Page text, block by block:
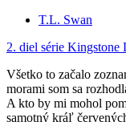
T.L. Swan
2. diel série Kingstone
Všetko to začalo
morami som sa
A kto by mi mohol
samotný kráľ